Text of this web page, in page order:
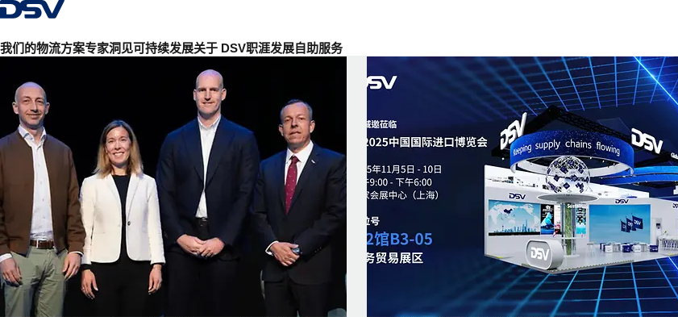
返回首页
我们的物流方案专家洞见可持续发展关于 DSV职涯发展自助服务